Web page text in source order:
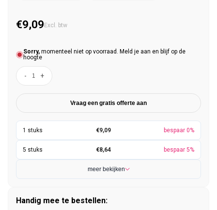
Normale prijs
€9,09 Excl. btw
Sorry, momenteel niet op voorraad. Meld je aan en blijf op de
hoogte
- +
Vraag een gratis offerte aan
€9,09 bespaar 0%
€8,64 bespaar 5%
meer bekijken
Handig mee te bestellen: